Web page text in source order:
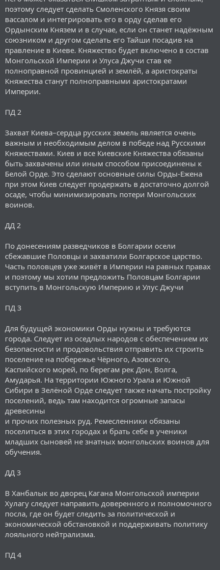
поэтому следует сделать Смоленского Князя своим
вассалом и интегрировать его в орду сделав его
Ордынским Князем и в случае, если он станет надёжным
союзником и другом сделать его Тайши посадив на
правление в Киеве. Княжество будет включено в состав
Монгольской Империи и Улуса Джучи став ее
полноправной провинцией и землёй, а аристократы
Княжества станут полноправными аристократами
Империи.
ПД 2
Захват Киева–сердца русских земель является очень
важным и необходимым делом в победе над Русскими
Княжествами. Киев и все Киевские Княжества обязаны
быть захвачены или иным способом присоединены к
Белой Орде. Это сделают основные силы Орды-Ежена
при этом Киев следует продержать в достаточно долгой
осаде, чтобы минимизировать потери Монгольских
воинов.
ДД 2
По донесениям разведчиков в Болгарии осели
сбежавшие Половцы и захватили Болгарское царство.
Часть половцев уже живёт в Империи на равных правах
и поэтому мы хотим предложить Половцам Болгарии
вступить в Монгольскую Империю и Улус Джучи
ПД 3
Для будущей экономики Орды нужны и требуются
города. Следует из оседлых народов с обеспечением их
безопасности и продовольствия отправить их строить
поселение на побережье Чёрного, Азовского,
Каспийского морей, по берегам рек Дон, Волга,
Амударья. На территории Южного Урала и Южной
Сибири в Зелёной Орде следует также начать постройку
поселений, ведь там находится огромные запасы
древесины
и прочих полезных руд. Ремесленники обязаны
поселиться в этих городах и брать себе в ученики
младших сыновей не знатных монгольских воинов для
обучения.
ДД 3
В Ханбалык во дворец Кагана Монгольской империи
Хулагу следует направить доверенного и полномочного
посла, где он будет следить за политической и
экономической обстановкой и поддерживать политику
лояльного нейтрализма.
ПД 4